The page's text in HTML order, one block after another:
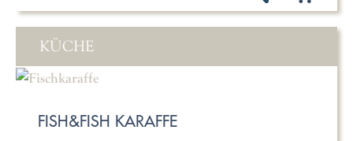
KÜCHE
FISH&FISH KARAFFE